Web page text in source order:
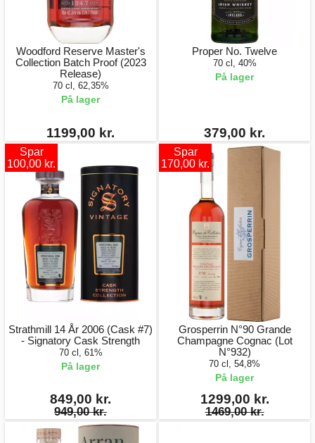
Woodford Reserve Master's
Collection Batch Proof (2023
Release)
70 cl, 62,35%
På lager
1199,00 kr.
Proper No. Twelve
70 cl, 40%
På lager
379,00 kr.
Spar
100,00 kr.
Strathmill 14 År 2006 (Cask #7)
- Signatory Cask Strength
70 cl, 61%
På lager
849,00 kr.
949,00 kr.
Spar
170,00 kr.
Grosperrin N°90 Grande
Champagne Cognac (Lot
N°932)
70 cl, 54,8%
På lager
1299,00 kr.
1469,00 kr.